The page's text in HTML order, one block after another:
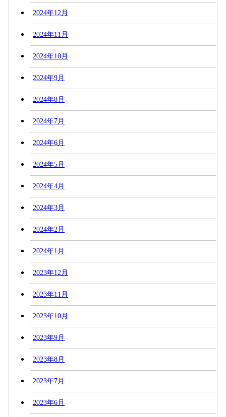
2024年12月
2024年11月
2024年10月
2024年9月
2024年8月
2024年7月
2024年6月
2024年5月
2024年4月
2024年3月
2024年2月
2024年1月
2023年12月
2023年11月
2023年10月
2023年9月
2023年8月
2023年7月
2023年6月